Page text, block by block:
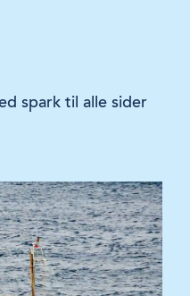
spark til alle sider